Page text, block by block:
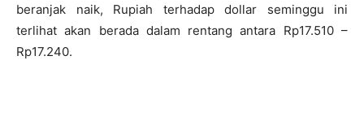
beranjak naik, Rupiah terhadap dollar seminggu ini
terlihat akan berada dalam rentang antara Rp17.510 –
Rp17.240.